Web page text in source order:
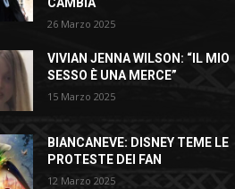
26 Marzo 2025
VIVIAN JENNA WILSON: “IL MIO
SESSO È UNA MERCE”
15 Marzo 2025
BIANCANEVE: DISNEY TEME LE
PROTESTE DEI FAN
12 Marzo 2025